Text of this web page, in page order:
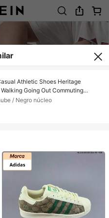
Athletic Shoes Heritage
Going Out Commuting
/ Negro núcleo